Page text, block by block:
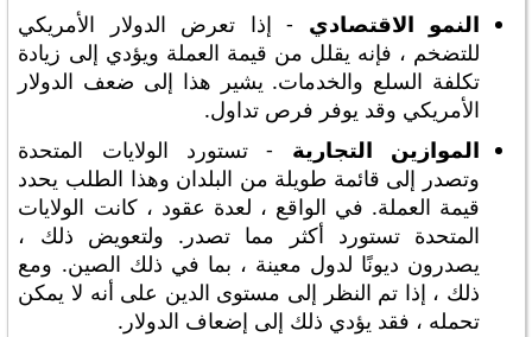
النمو الاقتصادي - إذا تعرض الدولار الأمريكي
للتضخم ، فإنه يقلل من قيمة العملة ويؤدي إلى زيادة
تكلفة السلع والخدمات. يشير هذا إلى ضعف الدولار
الأمريكي وقد يوفر فرص تداول.
الموازين التجارية - تستورد الولايات المتحدة
وتصدر إلى قائمة طويلة من البلدان وهذا الطلب يحدد
قيمة العملة. في الواقع ، لعدة عقود ، كانت الولايات
المتحدة تستورد أكثر مما تصدر. ولتعويض ذلك ،
يصدرون ديونًا لدول معينة ، بما في ذلك الصين. ومع
ذلك ، إذا تم النظر إلى مستوى الدين على أنه لا يمكن
تحمله ، فقد يؤدي ذلك إلى إضعاف الدولار.